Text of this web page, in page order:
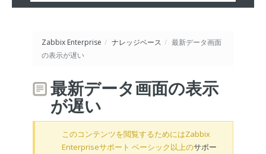
Zabbix Enterprise / ナレッジベース / 最新データ画面
の表示が遅い
最新データ画面の表示
が遅い
このコンテンツを閲覧するためにはZabbix
Enterpriseサポート ベーシック以上のサポー